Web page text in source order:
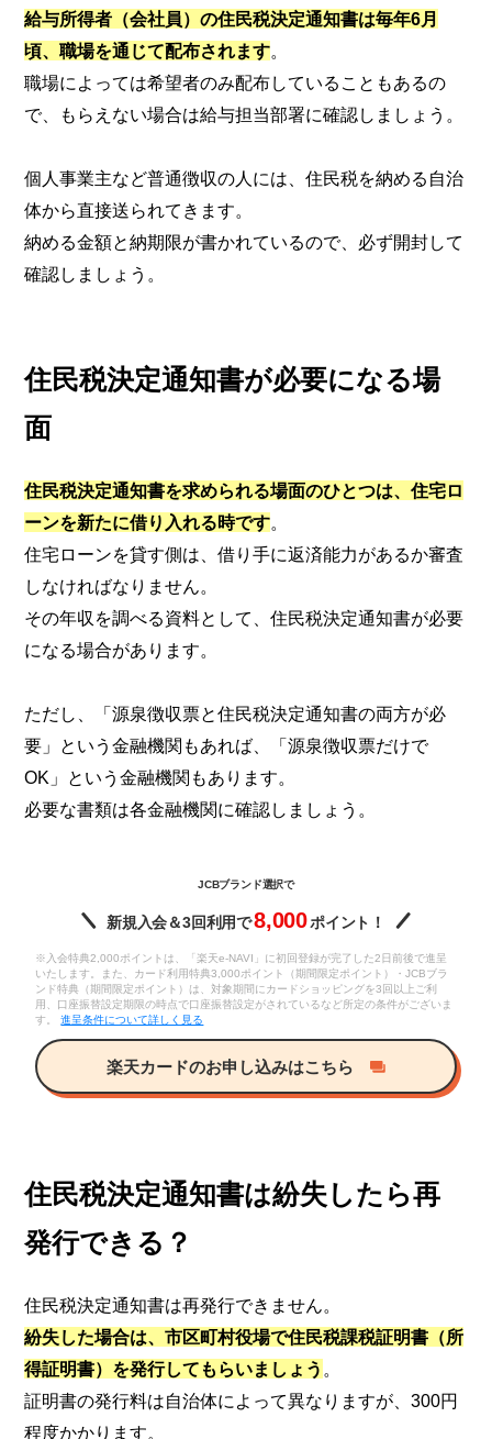
給与所得者（会社員）の住民税決定通知書は毎年6月
頃、職場を通じて配布されます。
職場によっては希望者のみ配布していることもあるの
で、もらえない場合は給与担当部署に確認しましょう。
個人事業主など普通徴収の人には、住民税を納める自治
体から直接送られてきます。
納める金額と納期限が書かれているので、必ず開封して
確認しましょう。
住民税決定通知書が必要になる場
面
住民税決定通知書を求められる場面のひとつは、住宅ロ
ーンを新たに借り入れる時です。
住宅ローンを貸す側は、借り手に返済能力があるか審査
しなければなりません。
その年収を調べる資料として、住民税決定通知書が必要
になる場合があります。
ただし、「源泉徴収票と住民税決定通知書の両方が必
要」という金融機関もあれば、「源泉徴収票だけで
OK」という金融機関もあります。
必要な書類は各金融機関に確認しましょう。
JCBブランド選択で
新規入会＆3回利用で8,000ポイント！
※入会特典2,000ポイントは、「楽天e-NAVI」に初回登録が完了した2日前後で進呈
いたします。また、カード利用特典3,000ポイント（期間限定ポイント）・JCBブラ
ンド特典（期間限定ポイント）は、対象期間にカードショッピングを3回以上ご利
用、口座振替設定期限の時点で口座振替設定がされているなど所定の条件がございま
す。進呈条件について詳しく見る
楽天カードのお申し込みはこちら
住民税決定通知書は紛失したら再
発行できる？
住民税決定通知書は再発行できません。
紛失した場合は、市区町村役場で住民税課税証明書（所
得証明書）を発行してもらいましょう 。
証明書の発行料は自治体によって異なりますが、300円
程度かかります。